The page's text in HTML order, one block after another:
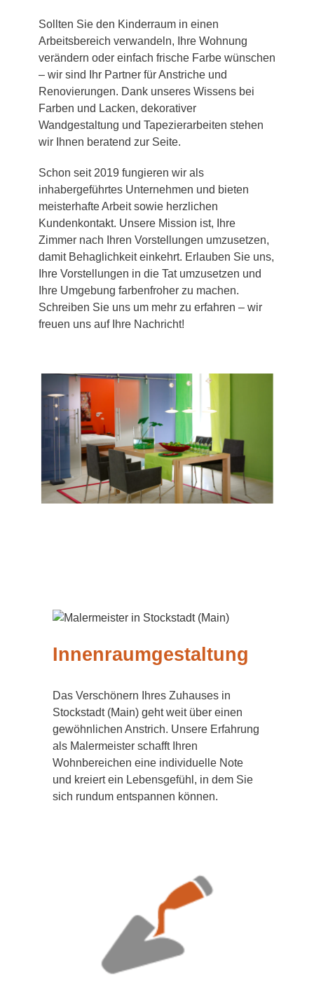
Sollten Sie den Kinderraum in einen
Arbeitsbereich verwandeln, Ihre Wohnung
verändern oder einfach frische Farbe wünschen
– wir sind Ihr Partner für Anstriche und
Renovierungen. Dank unseres Wissens bei
Farben und Lacken, dekorativer
Wandgestaltung und Tapezierarbeiten stehen
wir Ihnen beratend zur Seite.
Schon seit 2019 fungieren wir als
inhabergeführtes Unternehmen und bieten
meisterhafte Arbeit sowie herzlichen
Kundenkontakt. Unsere Mission ist, Ihre
Zimmer nach Ihren Vorstellungen umzusetzen,
damit Behaglichkeit einkehrt. Erlauben Sie uns,
Ihre Vorstellungen in die Tat umzusetzen und
Ihre Umgebung farbenfroher zu machen.
Schreiben Sie uns um mehr zu erfahren – wir
freuen uns auf Ihre Nachricht!
Innenraumgestaltung
Das Verschönern Ihres Zuhauses in
Stockstadt (Main) geht weit über einen
gewöhnlichen Anstrich. Unsere Erfahrung
als Malermeister schafft Ihren
Wohnbereichen eine individuelle Note
und kreiert ein Lebensgefühl, in dem Sie
sich rundum entspannen können.